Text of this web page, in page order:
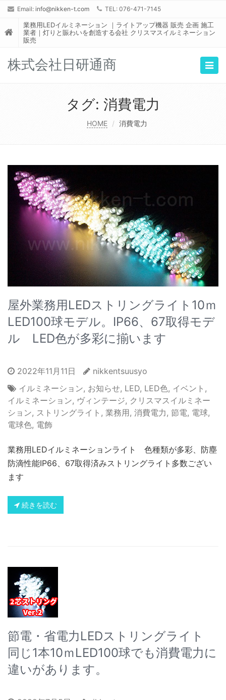
Email: info@nikken-t.com TEL: 076-471-7145
業務用LEDイルミネーション ｜ライトアップ機器 販売 企画 施工
業者｜灯りと賑わいを創造する会社 クリスマスイルミネーション
販売
株式会社日研通商
タグ: 消費電力
HOME 消費電力
屋外業務用LEDストリングライト10ｍ
LED100球モデル。IP66、67取得モデ
ル LED色が多彩に揃います
2022年11月11日
nikkentsuusyo
イルミネーション, お知らせ, LED, LED色, イベント ,
イルミネーション, ヴィンテージ, クリスマスイルミネー
ション, ストリングライト , 業務用, 消費電力 , 節電, 電球,
電球色, 電飾
業務用LEDイルミネーションライト 色種類が多彩、防塵
防滴性能IP66、67取得済みストリングライト多数ござい
ます
続きを読む
節電・省電力LEDストリングライト
同じ1本10ｍLED100球でも消費電力に
違いがあります。